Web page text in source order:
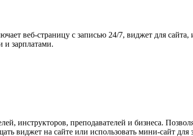
веб-страницу с записью 24/7, виджет для
и зарплатами.
инструкторов, преподавателей и бизнеса.
виджет на сайте или использовать мини-сайт для